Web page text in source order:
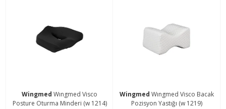
Wingmed Wıngmed Visco
Posture Oturma Minderi (w 1214)
Wingmed Wıngmed Visco Bacak
Pozisyon Yastığı (w 1219)